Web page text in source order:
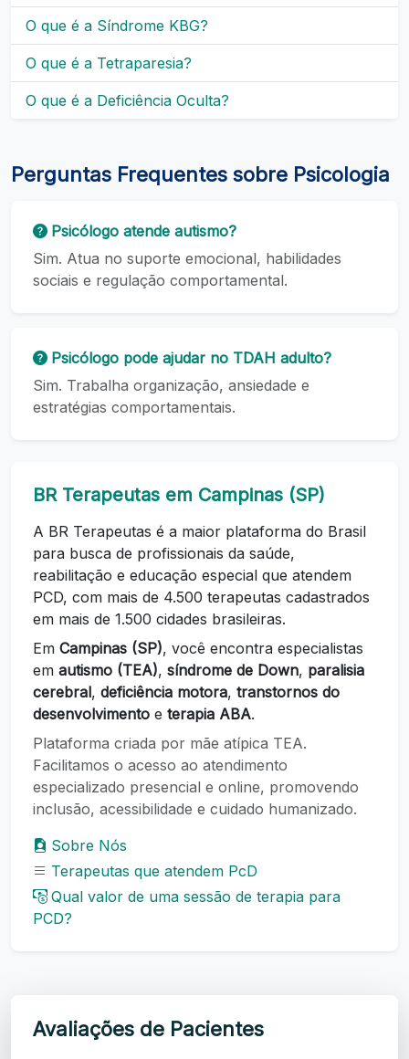
O que é a Síndrome KBG?
O que é a Tetraparesia?
O que é a Deficiência Oculta?
Perguntas Frequentes sobre Psicologia
Psicólogo atende autismo?
Sim. Atua no suporte emocional, habilidades
sociais e regulação comportamental.
Psicólogo pode ajudar no TDAH adulto?
Sim. Trabalha organização, ansiedade e
estratégias comportamentais.
BR Terapeutas em Campinas (SP)
A BR Terapeutas é a maior plataforma do Brasil
para busca de profissionais da saúde,
reabilitação e educação especial que atendem
PCD, com mais de 4.500 terapeutas cadastrados
em mais de 1.500 cidades brasileiras.
Em Campinas (SP), você encontra especialistas
em autismo (TEA), síndrome de Down, paralisia
cerebral, deficiência motora, transtornos do
desenvolvimento e terapia ABA.
Plataforma criada por mãe atípica TEA.
Facilitamos o acesso ao atendimento
especializado presencial e online, promovendo
inclusão, acessibilidade e cuidado humanizado.
Sobre Nós
Terapeutas que atendem PcD
Qual valor de uma sessão de terapia para
PCD?
Avaliações de Pacientes